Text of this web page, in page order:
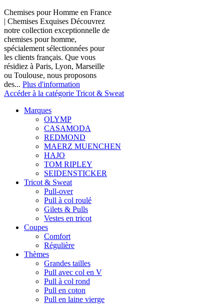
Chemises pour Homme en France
| Chemises Exquises Découvrez
notre collection exceptionnelle de
chemises pour homme,
spécialement sélectionnées pour
les clients français. Que vous
résidiez à Paris, Lyon, Marseille
ou Toulouse, nous proposons
des... Plus d'information
Accéder à la catégorie Tricot & Sweat
Marques
OLYMP
CASAMODA
REDMOND
MAERZ MUENCHEN
HAJO
TOM RIPLEY
SEIDENSTICKER
Tricot & Sweat
Pull-over
Pull à col roulé
Gilets & Pulls
Vestes en tricot
Coupes
Comfort
Régulière
Thèmes
Grandes tailles
Pull avec col en V
Pull à col rond
Pull en coton
Pull en laine vierge